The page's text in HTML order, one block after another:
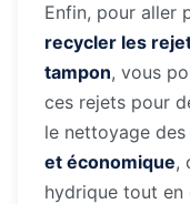
Enfin, pour aller
recycler les
tampon, vous
ces rejets pour
le nettoyage
et économique,
hydrique tout